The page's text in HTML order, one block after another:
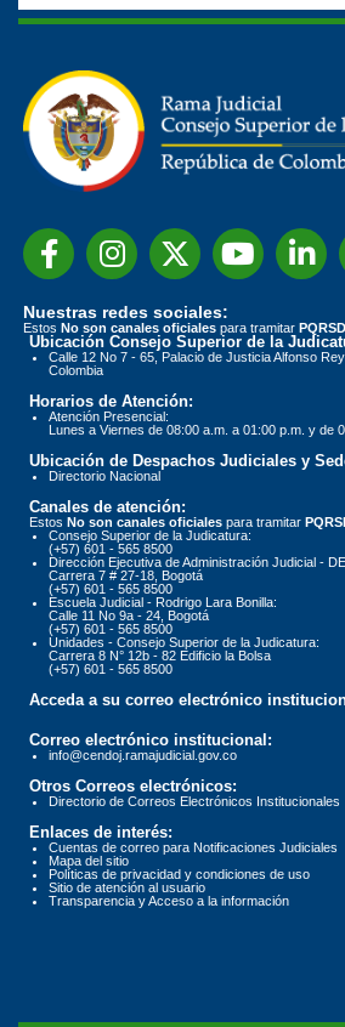
Nuestras redes sociales:
Estos No son canales oficiales para tramitar
Ubicación Consejo Superior de la
Calle 12 No 7 - 65, Palacio de Justicia Alfonso
Colombia
Horarios de Atención:
Atención Presencial:
Lunes a Viernes de 08:00 a.m. a 01:00 p.m. y de
Ubicación de Despachos Judiciales y
Directorio Nacional
Canales de atención:
Estos No son canales oficiales para tramitar
Consejo Superior de la Judicatura:
(+57) 601 - 565 8500
Dirección Ejecutiva de Administración Judicial -
Carrera 7 # 27-18, Bogotá
(+57) 601 - 565 8500
Escuela Judicial - Rodrigo Lara Bonilla:
Calle 11 No 9a - 24, Bogotá
(+57) 601 - 565 8500
Unidades - Consejo Superior de la Judicatura:
Carrera 8 N° 12b - 82 Edificio la Bolsa
(+57) 601 - 565 8500
Acceda a su correo electrónico
Correo electrónico institucional:
info@cendoj.ramajudicial.gov.co
Otros Correos electrónicos:
Directorio de Correos Electrónicos Institucionales
Enlaces de interés:
Cuentas de correo para Notificaciones Judiciales
Mapa del sitio
Políticas de privacidad y condiciones de uso
Sitio de atención al usuario
Transparencia y Acceso a la información